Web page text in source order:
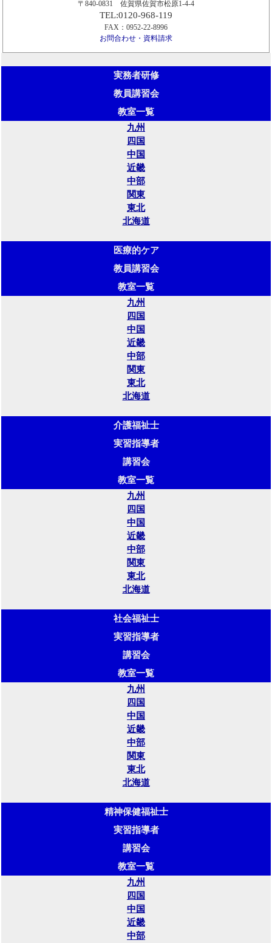
〒840-0831 佐賀県佐賀市松原1-4-4
TEL:0120-968-119
FAX：0952-22-8996
お問合わせ・資料請求
実務者研修
教員講習会
教室一覧
九州
四国
中国
近畿
中部
関東
東北
北海道
医療的ケア
教員講習会
教室一覧
九州
四国
中国
近畿
中部
関東
東北
北海道
介護福祉士
実習指導者
講習会
教室一覧
九州
四国
中国
近畿
中部
関東
東北
北海道
社会福祉士
実習指導者
講習会
教室一覧
九州
四国
中国
近畿
中部
関東
東北
北海道
精神保健福祉士
実習指導者
講習会
教室一覧
九州
四国
中国
近畿
中部